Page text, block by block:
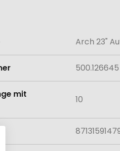
Arch 23"
500.126645
mit
10